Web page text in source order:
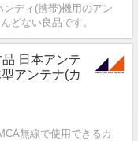
ディ(携帯)機用のアン
どない良品です。
日本アンテ
アンテナ(カ
無線で使用できるカ